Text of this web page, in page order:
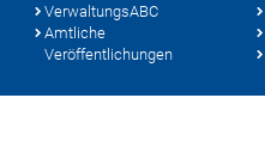
VerwaltungsABC
Amtliche
Veröffentlichungen